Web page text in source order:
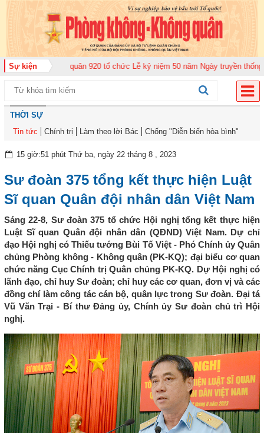
Sự kiện
đoàn Không quân 920 tổ chức Lễ kỷ niệm 50 năm Ngày truyền thống (12-
THỜI SỰ
Tin tức
Chính trị Làm theo lời Bác Chống "Diễn biến hòa bình"
15 giờ:51 phút Thứ ba, ngày 22 tháng 8 , 2023
Sư đoàn 375 tổng kết thực hiện Luật
Sĩ quan Quân đội nhân dân Việt Nam
Sáng 22-8, Sư đoàn 375 tổ chức Hội nghị tổng kết thực hiện
Luật Sĩ quan Quân đội nhân dân (QĐND) Việt Nam. Dự chỉ
đạo Hội nghị có Thiếu tướng Bùi Tố Việt - Phó Chính ủy Quân
chủng Phòng không - Không quân (PK-KQ); đại biểu cơ quan
chức năng Cục Chính trị Quân chủng PK-KQ. Dự Hội nghị có
lãnh đạo, chỉ huy Sư đoàn; chỉ huy các cơ quan, đơn vị và các
đồng chí làm công tác cán bộ, quân lực trong Sư đoàn. Đại tá
Vũ Văn Trại - Bí thư Đảng ủy, Chính ủy Sư đoàn chủ trì Hội
nghị.